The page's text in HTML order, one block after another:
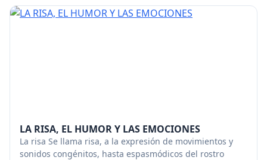
LA RISA, EL HUMOR Y LAS EMOCIONES
La risa Se llama risa, a la expresión de movimientos y
sonidos congénitos, hasta espasmódicos del rostro